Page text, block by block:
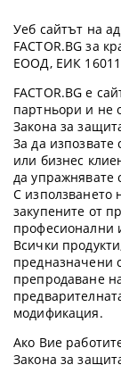
Уеб сайтът на
FACTOR.BG за
ЕООД, ЕИК
FACTOR.BG е
партньори и не
Закона за
За да изпозвате
или бизнес
да упражнявате
С използването
закупените от
професионални
Всички
предназначени
препродаване
модификация.
Ако Вие
Закона за